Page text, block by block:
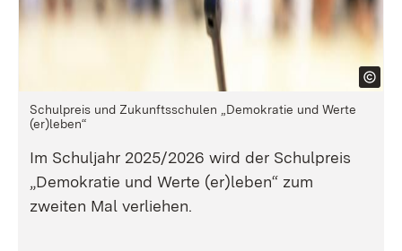
Schulpreis und Zukunftsschulen „Demokratie und Werte
(er)leben“
Im Schuljahr 2025/2026 wird der Schulpreis
„Demokratie und Werte (er)leben“ zum
zweiten Mal verliehen.